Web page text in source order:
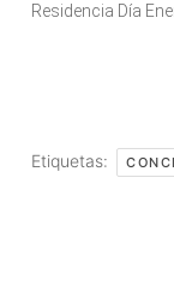
Residencia Día
Etiquetas: